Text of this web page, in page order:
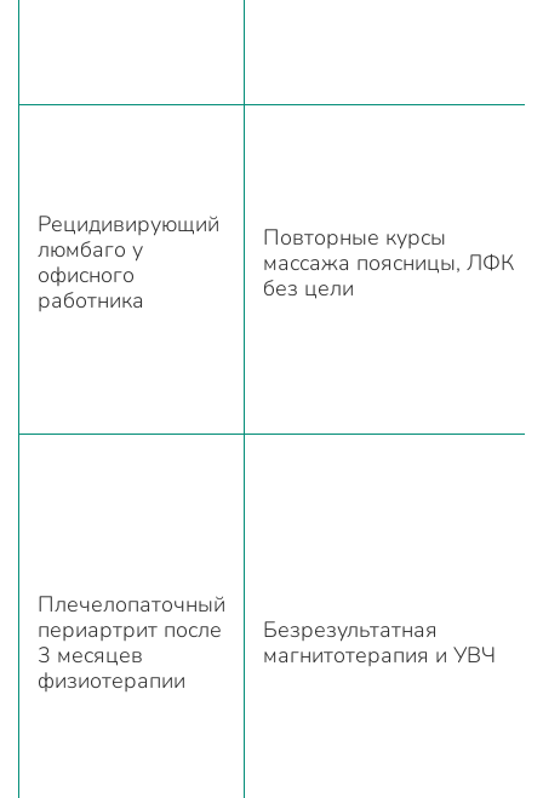
Рецидивирующий
люмбаго у
офисного
работника
Повторные курсы
массажа поясницы, ЛФК
без цели
Плечелопаточный
периартрит после
3 месяцев
физиотерапии
Безрезультатная
магнитотерапия и УВЧ